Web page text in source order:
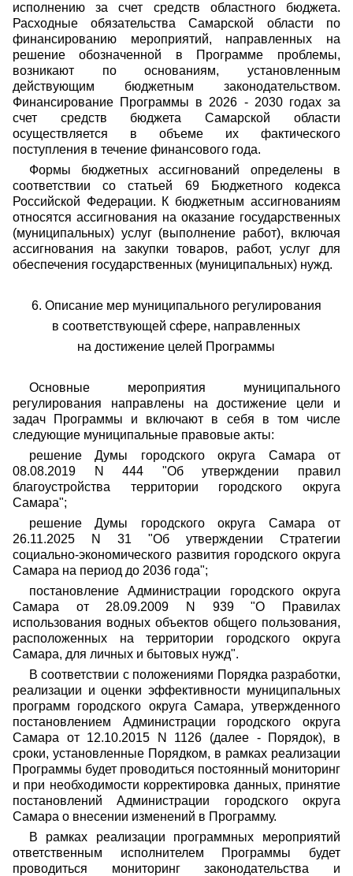
исполнению за счет средств областного бюджета.
Расходные обязательства Самарской области по
финансированию мероприятий, направленных на
решение обозначенной в Программе проблемы,
возникают по основаниям, установленным
действующим бюджетным законодательством.
Финансирование Программы в 2026 - 2030 годах за
счет средств бюджета Самарской области
осуществляется в объеме их фактического
поступления в течение финансового года.
Формы бюджетных ассигнований определены в
соответствии со статьей 69 Бюджетного кодекса
Российской Федерации. К бюджетным ассигнованиям
относятся ассигнования на оказание государственных
(муниципальных) услуг (выполнение работ), включая
ассигнования на закупки товаров, работ, услуг для
обеспечения государственных (муниципальных) нужд.
6. Описание мер муниципального регулирования
в соответствующей сфере, направленных
на достижение целей Программы
Основные мероприятия муниципального
регулирования направлены на достижение цели и
задач Программы и включают в себя в том числе
следующие муниципальные правовые акты:
решение Думы городского округа Самара от
08.08.2019 N 444 "Об утверждении правил
благоустройства территории городского округа
Самара";
решение Думы городского округа Самара от
26.11.2025 N 31 "Об утверждении Стратегии
социально-экономического развития городского округа
Самара на период до 2036 года";
постановление Администрации городского округа
Самара от 28.09.2009 N 939 "О Правилах
использования водных объектов общего пользования,
расположенных на территории городского округа
Самара, для личных и бытовых нужд".
В соответствии с положениями Порядка разработки,
реализации и оценки эффективности муниципальных
программ городского округа Самара, утвержденного
постановлением Администрации городского округа
Самара от 12.10.2015 N 1126 (далее - Порядок), в
сроки, установленные Порядком, в рамках реализации
Программы будет проводиться постоянный мониторинг
и при необходимости корректировка данных, принятие
постановлений Администрации городского округа
Самара о внесении изменений в Программу.
В рамках реализации программных мероприятий
ответственным исполнителем Программы будет
проводиться мониторинг законодательства и